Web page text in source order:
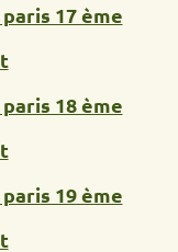
17 ème
18 ème
19 ème